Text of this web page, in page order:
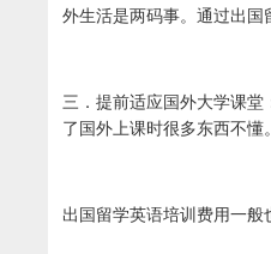
外生活是两码事。通过出国
三．提前适应国外大学课
了国外上课时很多东西不懂。
出国留学英语培训费用一